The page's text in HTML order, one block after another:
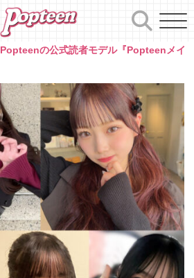
Popteenの公式読者モデル『Popteenメイ